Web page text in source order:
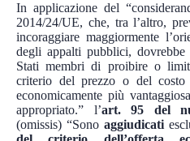
In applicazione del
2014/24/UE, che, tra l’altro,
incoraggiare maggiormente
degli appalti pubblici, dovrebbe
Stati membri di proibire o
criterio del prezzo o del costo
economicamente più
appropriato.” l’art. 95 del
(omissis) “Sonoaggiudicati